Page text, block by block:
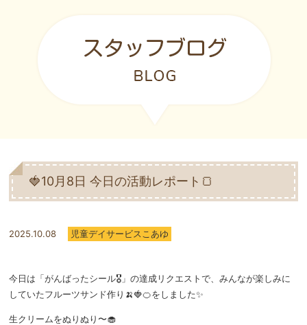
🍓10月8日 今日の活動レポート🍞
2025.10.08 児童デイサービスこあゆ
今日は「がんばったシール🎖️」の達成リクエストで、みんなが楽しみに
していたフルーツサンド作り🍌🍓🍊をしました✨
生クリームをぬりぬり〜🧁